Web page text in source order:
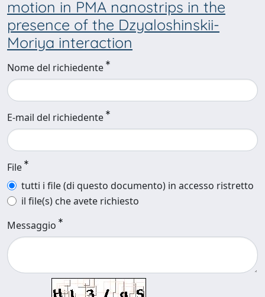
motion in PMA nanostrips in the
presence of the Dzyaloshinskii-
Moriya interaction
Nome del richiedente
E-mail del richiedente
File
tutti i file (di questo documento) in accesso ristretto
il file(s) che avete richiesto
Messaggio